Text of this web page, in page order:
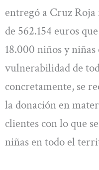
entregó a Cruz
de 562.154 euros
18.000 niños y
vulnerabilidad de
concretamente, se
la donación en
clientes con lo que
niñas en todo el